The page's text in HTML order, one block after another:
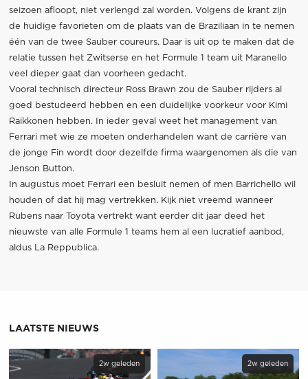
seizoen afloopt, niet verlengd zal worden. Volgens de krant zijn
de huidige favorieten om de plaats van de Braziliaan in te nemen
één van de twee Sauber coureurs. Daar is uit op te maken dat de
relatie tussen het Zwitserse en het Formule 1 team uit Maranello
veel dieper gaat dan voorheen gedacht.
Vooral technisch directeur Ross Brawn zou de Sauber rijders al
goed bestudeerd hebben en een duidelijke voorkeur voor Kimi
Raikkonen hebben. In ieder geval weet het management van
Ferrari met wie ze moeten onderhandelen want de carrière van
de jonge Fin wordt door dezelfde firma waargenomen als die van
Jenson Button.
In augustus moet Ferrari een besluit nemen of men Barrichello wil
houden of dat hij mag vertrekken. Kijk niet vreemd wanneer
Rubens naar Toyota vertrekt want eerder dit jaar deed het
nieuwste van alle Formule 1 teams hem al een lucratief aanbod,
aldus La Reppublica.
LAATSTE NIEUWS
2w geleden 2w geleden